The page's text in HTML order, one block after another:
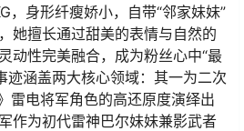
，身形纤瘦娇小，自带“邻家妹妹”
她擅长通过甜美的表情与自然的
动性完美融合，成为粉丝心中“最
迹涵盖两大核心领域：其一为二次
雷电将军角色的高还原度演绎出
作为初代雷神巴尔妹妹兼影武者